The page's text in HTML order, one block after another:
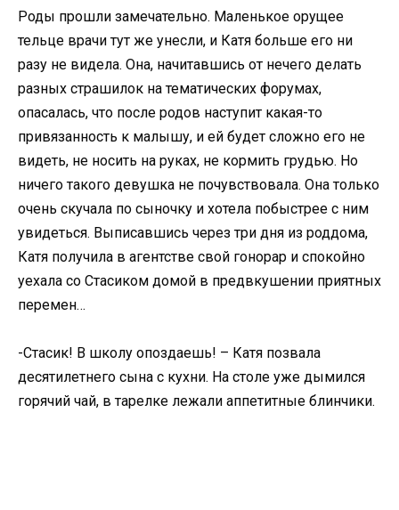
Роды прошли замечательно. Маленькое орущее
тельце врачи тут же унесли, и Катя больше его ни
разу не видела. Она, начитавшись от нечего делать
разных страшилок на тематических форумах,
опасалась, что после родов наступит какая-то
привязанность к малышу, и ей будет сложно его не
видеть, не носить на руках, не кормить грудью. Но
ничего такого девушка не почувствовала. Она только
очень скучала по сыночку и хотела побыстрее с ним
увидеться. Выписавшись через три дня из роддома,
Катя получила в агентстве свой гонорар и спокойно
уехала со Стасиком домой в предвкушении приятных
перемен…
-Стасик! В школу опоздаешь! – Катя позвала
десятилетнего сына с кухни. На столе уже дымился
горячий чай, в тарелке лежали аппетитные блинчики.